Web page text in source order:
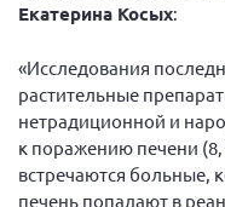
Екатерина Косых:
«Исследования
растительные
нетрадиционной и
к поражению печени
встречаются больные,
печень попадают в